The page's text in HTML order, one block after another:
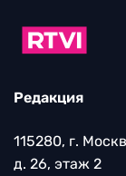
Редакция
115280, г.
д. 26, этаж 2